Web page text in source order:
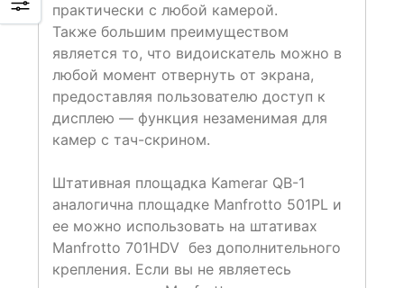
практически с любой камерой.
Также большим преимуществом
является то, что видоискатель можно в
любой момент отвернуть от экрана,
предоставляя пользователю доступ к
дисплею — функция незаменимая для
камер с тач-скрином.
Штативная площадка Kamerar QB-1
аналогична площадке Manfrotto 501PL и
ее можно использовать на штативах
Manfrotto 701HDV без дополнительного
крепления. Если вы не являетесь